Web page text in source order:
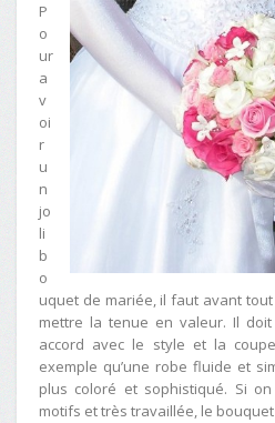
P
o
ur
a
v
oi
r
u
n
jo
li
b
o
uquet de mariée, il faut avant
mettre la tenue en valeur. Il
accord avec le style et la
exemple qu’une robe fluide et
plus coloré et sophistiqué. Si
motifs et très travaillée, le